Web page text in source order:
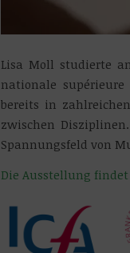
Lisa Moll studierte
nationale
bereits in
zwischen
Spannungsfeld von
Die Ausstellung